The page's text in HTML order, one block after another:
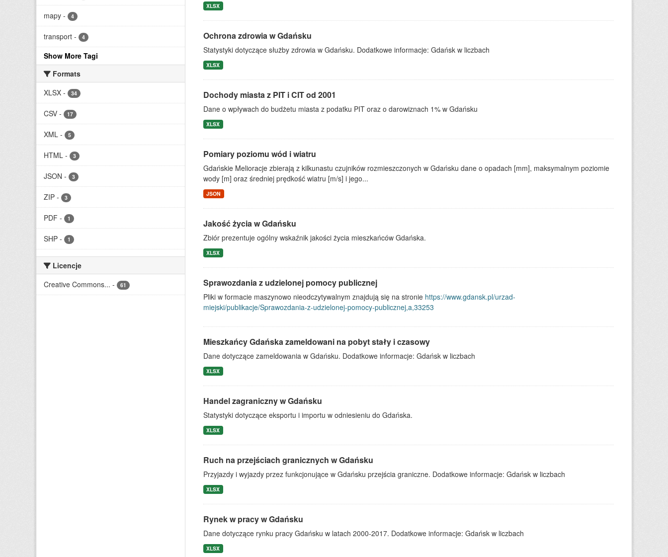
mapy - 4
transport - 4
Show More Tagi
Formats
XLSX - 34
CSV - 17
XML - 5
HTML - 3
JSON - 3
ZIP - 3
PDF - 1
SHP - 1
Licencje
Creative Commons... - 61
XLSX
Ochrona zdrowia w Gdańsku
Statystyki dotyczące służby zdrowia w Gdańsku. Dodatkowe informacje: Gdańsk w liczbach
XLSX
Dochody miasta z PIT i CIT od 2001
Dane o wpływach do budżetu miasta z podatku PIT oraz o darowiznach 1% w Gdańsku
XLSX
Pomiary poziomu wód i wiatru
Gdańskie Melioracje zbierają z kilkunastu czujników rozmieszczonych w Gdańsku dane o opadach [mm], maksymalnym poziomie
wody [m] oraz średniej prędkość wiatru [m/s] i jego...
JSON
Jakość życia w Gdańsku
Zbiór prezentuje ogólny wskaźnik jakości życia mieszkańców Gdańska.
XLSX
Sprawozdania z udzielonej pomocy publicznej
Pliki w formacie maszynowo nieodczytywalnym znajdują się na stronie https://www.gdansk.pl/urzad-
miejski/publikacje/Sprawozdania-z-udzielonej-pomocy-publicznej,a,33253
Mieszkańcy Gdańska zameldowani na pobyt stały i czasowy
Dane dotyczące zameldowania w Gdańsku. Dodatkowe informacje: Gdańsk w liczbach
XLSX
Handel zagraniczny w Gdańsku
Statystyki dotyczące eksportu i importu w odniesieniu do Gdańska.
XLSX
Ruch na przejściach granicznych w Gdańsku
Przyjazdy i wyjazdy przez funkcjonujące w Gdańsku przejścia graniczne. Dodatkowe informacje: Gdańsk w liczbach
XLSX
Rynek w pracy w Gdańsku
Dane dotyczące rynku pracy Gdańsku w latach 2000-2017. Dodatkowe informacje: Gdańsk w liczbach
XLSX